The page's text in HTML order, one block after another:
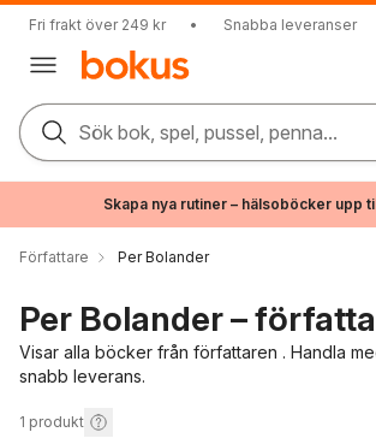
Fri frakt över 249 kr • Snabba leveranser
Sök bok, spel, pussel, penna...
Skapa nya rutiner – hälsoböcker upp
Författare Per Bolander
Per Bolander –
Visar alla böcker från författaren . Handla
snabb leverans.
1 produkt